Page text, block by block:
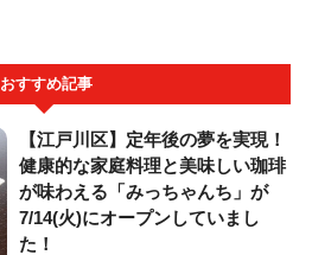
おすすめ記事
【江戸川区】定年後の夢を実現！
健康的な家庭料理と美味しい珈琲
が味わえる「みっちゃんち」が
7/14(火)にオープンしていまし
た！